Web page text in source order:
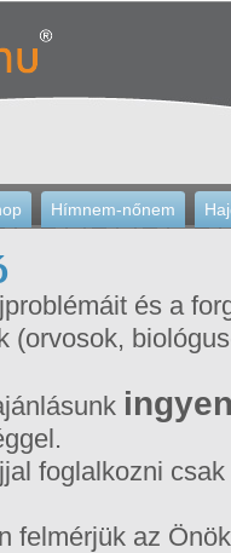
Hímnem-nőnem
és a
(orvosok,
foglalkozni
felmérjük az